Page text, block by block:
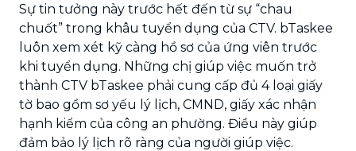
Sự tin tưởng này trước hết đến từ sự “chau
chuốt” trong khâu tuyển dụng của CTV. bTaskee
luôn xem xét kỹ càng hồ sơ của ứng viên trước
khi tuyển dụng. Những chị giúp việc muốn trở
thành CTV bTaskee phải cung cấp đủ 4 loại giấy
tờ bao gồm sơ yếu lý lịch, CMND, giấy xác nhận
hạnh kiểm của công an phường. Điều này giúp
đảm bảo lý lịch rõ ràng của người giúp việc.